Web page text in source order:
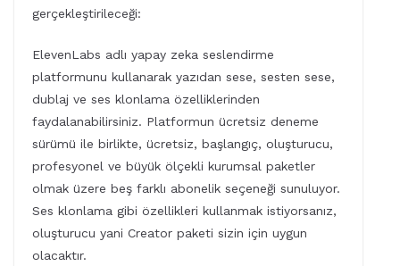
gerçekleştirileceği:
ElevenLabs adlı yapay zeka seslendirme
platformunu kullanarak yazıdan sese, sesten sese,
dublaj ve ses klonlama özelliklerinden
faydalanabilirsiniz. Platformun ücretsiz deneme
sürümü ile birlikte, ücretsiz, başlangıç, oluşturucu,
profesyonel ve büyük ölçekli kurumsal paketler
olmak üzere beş farklı abonelik seçeneği sunuluyor.
Ses klonlama gibi özellikleri kullanmak istiyorsanız,
oluşturucu yani Creator paketi sizin için uygun
olacaktır.